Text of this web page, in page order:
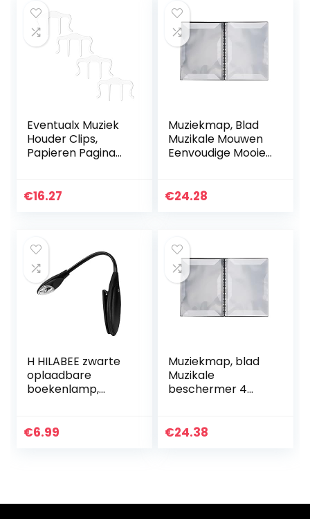
Eventualx Muziek
Houder Clips,
Papieren Pagina
Muziek Score
€16.27
Muziekmap, Blad
Muzikale Mouwen
Eenvoudige Mooie
Pagina’s voor
€24.28
H HILABEE zwarte
oplaadbare
boekenlamp,
hals
€6.99
Muziekmap, blad
Muzikale
beschermer 4
van bestanden
€24.38